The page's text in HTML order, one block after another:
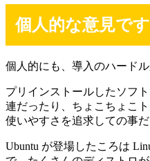
個人的な意見です
個人的にも、導入のハード
プリインストールしたソフ
連だったり、ちょこちょこ
使いやすさを追求しての事
Ubuntu が登場したころは